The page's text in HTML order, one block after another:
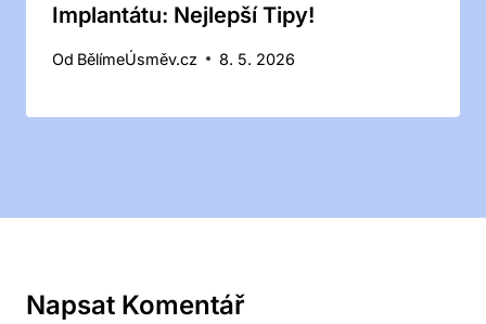
Implantátu: Nejlepší Tipy!
Od BělímeÚsměv.cz 8. 5. 2026
Napsat Komentář